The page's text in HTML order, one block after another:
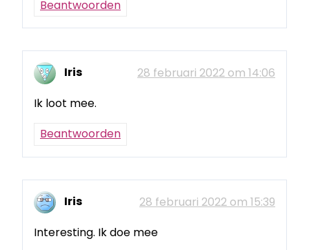
Beantwoorden
Iris
28 februari 2022 om 14:06
Ik loot mee.
Beantwoorden
Iris
28 februari 2022 om 15:39
Interesting. Ik doe mee